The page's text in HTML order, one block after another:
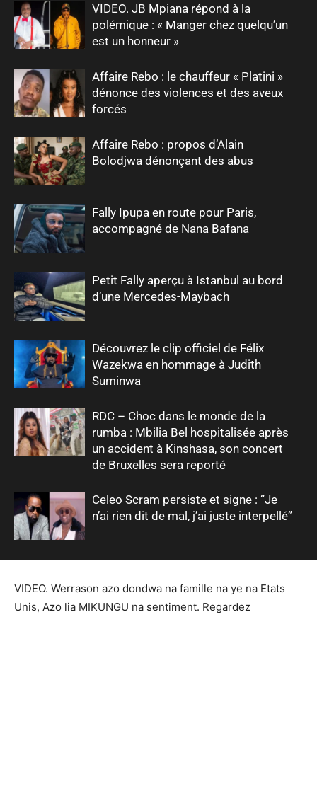
VIDEO. JB Mpiana répond à la
polémique : « Manger chez quelqu’un
est un honneur »
Affaire Rebo : le chauffeur « Platini »
dénonce des violences et des aveux
forcés
Affaire Rebo : propos d’Alain
Bolodjwa dénonçant des abus
Fally Ipupa en route pour Paris,
accompagné de Nana Bafana
Petit Fally aperçu à Istanbul au bord
d’une Mercedes-Maybach
Découvrez le clip officiel de Félix
Wazekwa en hommage à Judith
Suminwa
RDC – Choc dans le monde de la
rumba : Mbilia Bel hospitalisée après
un accident à Kinshasa, son concert
de Bruxelles sera reporté
Celeo Scram persiste et signe : “Je
n’ai rien dit de mal, j’ai juste interpellé”
VIDEO. Werrason azo dondwa na famille na ye na Etats
Unis, Azo lia MIKUNGU na sentiment. Regardez